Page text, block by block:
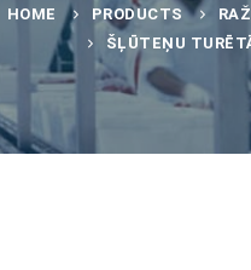
HOME PRODUCTS
ŠĻŪTEŅU